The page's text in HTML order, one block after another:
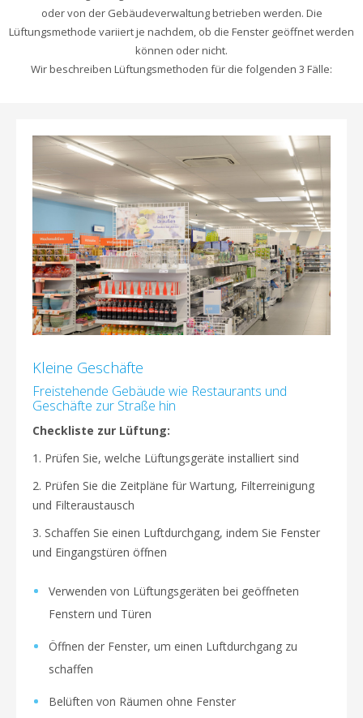
oder von der Gebäudeverwaltung betrieben werden. Die
Lüftungsmethode variiert je nachdem, ob die Fenster geöffnet werden
können oder nicht.
Wir beschreiben Lüftungsmethoden für die folgenden 3 Fälle:
Kleine Geschäfte
Freistehende Gebäude wie Restaurants und
Geschäfte zur Straße hin
Checkliste zur Lüftung:
1. Prüfen Sie, welche Lüftungsgeräte installiert sind
2. Prüfen Sie die Zeitpläne für Wartung, Filterreinigung
und Filteraustausch
3. Schaffen Sie einen Luftdurchgang, indem Sie Fenster
und Eingangstüren öffnen
Verwenden von Lüftungsgeräten bei geöffneten
Fenstern und Türen
Öffnen der Fenster, um einen Luftdurchgang zu
schaffen
Belüften von Räumen ohne Fenster